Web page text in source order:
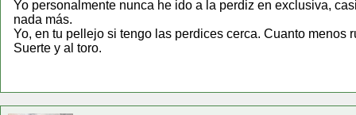
Yo personalmente nunca he ido a la perdiz en exclusiva,
nada más.
Yo, en tu pellejo si tengo las perdices cerca. Cuanto menos
Suerte y al toro.